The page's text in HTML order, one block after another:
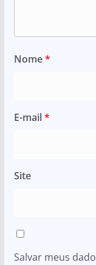
Nome*
E-mail*
Site
Salvar meus